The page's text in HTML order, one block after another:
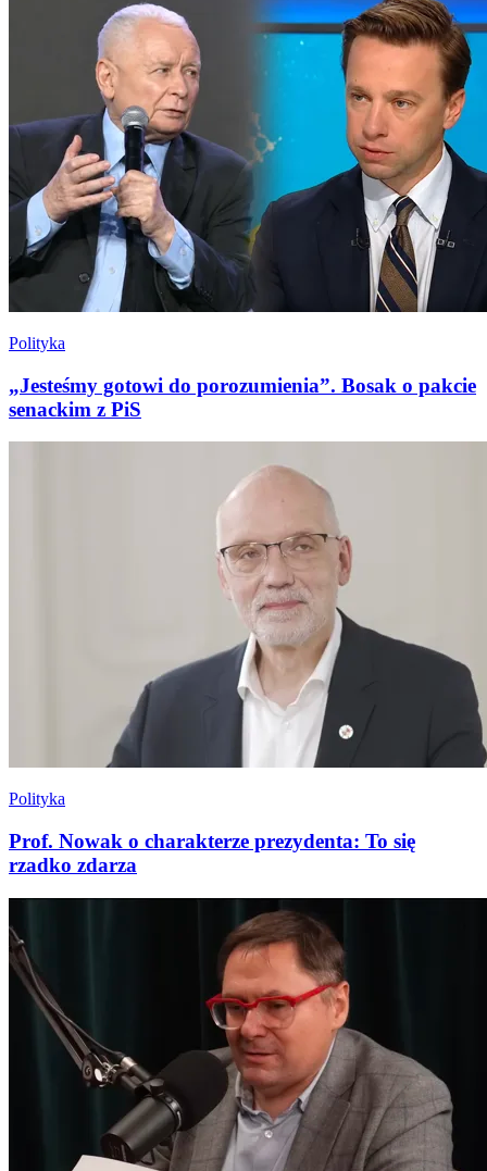
Polityka
„Jesteśmy gotowi do porozumienia”. Bosak o pakcie
senackim z PiS
Polityka
Prof. Nowak o charakterze prezydenta: To się
rzadko zdarza